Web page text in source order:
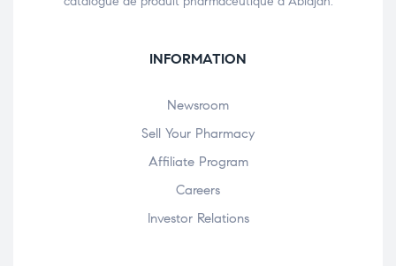
INFORMATION
Newsroom
Sell Your Pharmacy
Affiliate Program
Careers
Investor Relations